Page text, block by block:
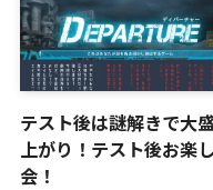
テスト後は謎解きで大
上がり！テスト後お楽
会！